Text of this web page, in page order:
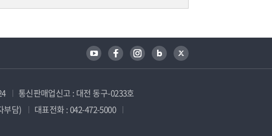
통신판매업신고 : 대전 동구-0233호
부담)
대표전화 : 042-472-5000